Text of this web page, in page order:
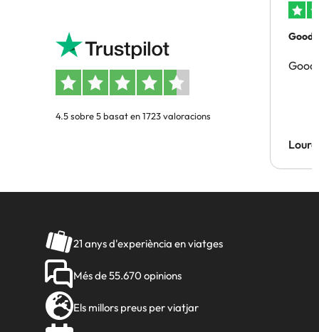
4.5 sobre 5 basat en 1723 valoracions
Good
Good
21 anys d'experiència en viatges
Més de 55.670 opinions
Els millors preus per viatjar